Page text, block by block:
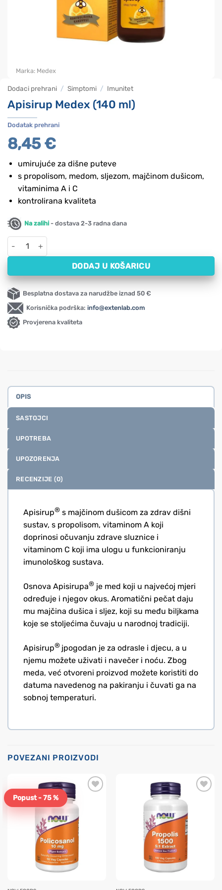
Dodaci prehrani / Simptomi / Imunitet
Apisirup Medex (140 ml)
Dodatak prehrani
8,45€
umirujuće za dišne puteve
s propolisom, medom, sljezom, majčinom dušicom,
vitaminima A i C
kontrolirana kvaliteta
Na zalihi - dostava 2-3 radna dana
Apisirup Medex (140 ml) količina
DODAJ U KOŠARICU
Besplatna dostava za narudžbe iznad 50 €
Korisnička podrška: info@extenlab.com
Provjerena kvaliteta
Marka: Medex
OPIS
SASTOJCI
UPOTREBA
UPOZORENJA
RECENZIJE (0)
Apisirup® s majčinom dušicom za zdrav dišni
sustav, s propolisom, vitaminom A koji
doprinosi očuvanju zdrave sluznice i
vitaminom C koji ima ulogu u funkcioniranju
imunološkog sustava.
Osnova Apisirupa® je med koji u najvećoj mjeri
određuje i njegov okus. Aromatični pečat daju
mu majčina dušica i sljez, koji su među biljkama
koje se stoljećima čuvaju u narodnoj tradiciji.
Apisirup® jpogodan je za odrasle i djecu, a u
njemu možete uživati i navečer i noću. Zbog
meda, već otvoreni proizvod možete koristiti do
datuma navedenog na pakiranju i čuvati ga na
sobnoj temperaturi.
POVEZANI PROIZVODI
Popust - 75 %